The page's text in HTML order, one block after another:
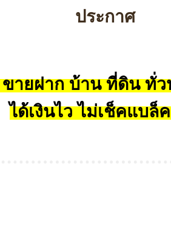
ประกาศ
ายฝาก บ้าน ที่ดิน ทั่ว
ได้เงินไว ไม่เช็คแบล็